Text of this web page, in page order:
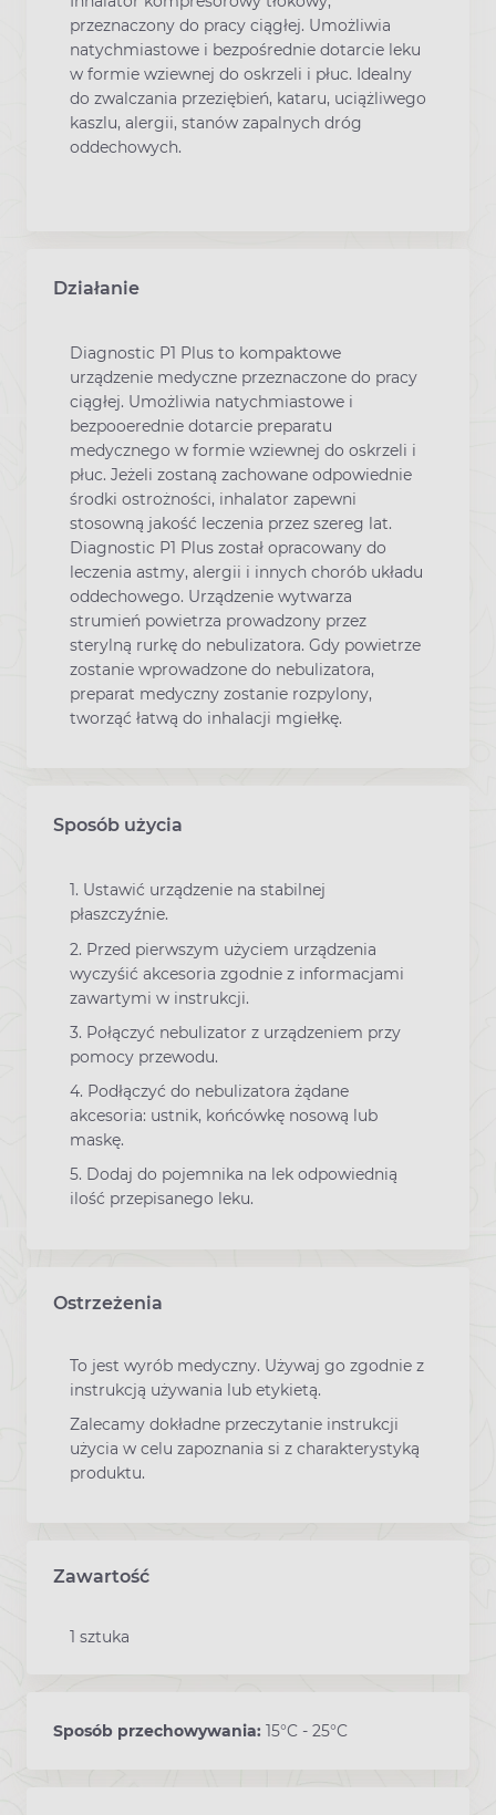
przeznaczony do pracy ciągłej. Umożliwia
natychmiastowe i bezpośrednie dotarcie leku
w formie wziewnej do oskrzeli i płuc. Idealny
do zwalczania przeziębień, kataru, uciążliwego
kaszlu, alergii, stanów zapalnych dróg
oddechowych.
Działanie
Diagnostic P1 Plus to kompaktowe
urządzenie medyczne przeznaczone do pracy
ciągłej. Umożliwia natychmiastowe i
bezpooerednie dotarcie preparatu
medycznego w formie wziewnej do oskrzeli i
płuc. Jeżeli zostaną zachowane odpowiednie
środki ostrożności, inhalator zapewni
stosowną jakość leczenia przez szereg lat.
Diagnostic P1 Plus został opracowany do
leczenia astmy, alergii i innych chorób układu
oddechowego. Urządzenie wytwarza
strumień powietrza prowadzony przez
sterylną rurkę do nebulizatora. Gdy powietrze
zostanie wprowadzone do nebulizatora,
preparat medyczny zostanie rozpylony,
tworząć łatwą do inhalacji mgiełkę.
Sposób użycia
1. Ustawić urządzenie na stabilnej
płaszczyźnie.
2. Przed pierwszym użyciem urządzenia
wyczyśić akcesoria zgodnie z informacjami
zawartymi w instrukcji.
3. Połączyć nebulizator z urządzeniem przy
pomocy przewodu.
4. Podłączyć do nebulizatora żądane
akcesoria: ustnik, końcówkę nosową lub
maskę.
5. Dodaj do pojemnika na lek odpowiednią
ilość przepisanego leku.
Ostrzeżenia
To jest wyrób medyczny. Używaj go zgodnie z
instrukcją używania lub etykietą.
Zalecamy dokładne przeczytanie instrukcji
użycia w celu zapoznania si z charakterystyką
produktu.
Zawartość
1 sztuka
Sposób przechowywania: 15°C - 25°C